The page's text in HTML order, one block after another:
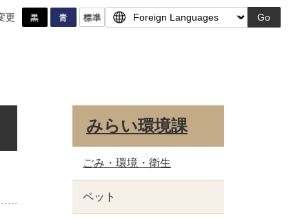
更 Go
みらい環境課
ごみ・環境・衛生
ペット